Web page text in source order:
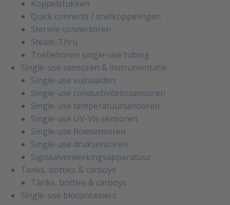
Koppelstukken
Quick connects / snelkoppelingen
Steriele connectoren
Steam-Thru
Toebehoren single-use tubing
Single-use sensoren & instrumentatie
Single-use vulnaalden
Single-use conductiviteitssensoren
Single-use temperatuursensoren
Single-use UV-Vis sensoren
Single-use flowsensoren
Single-use druksensoren
Signaalverwerkingsapparatuur
Tanks, bottles & carboys
Tanks, bottles & carboys
Single-use biocontainers